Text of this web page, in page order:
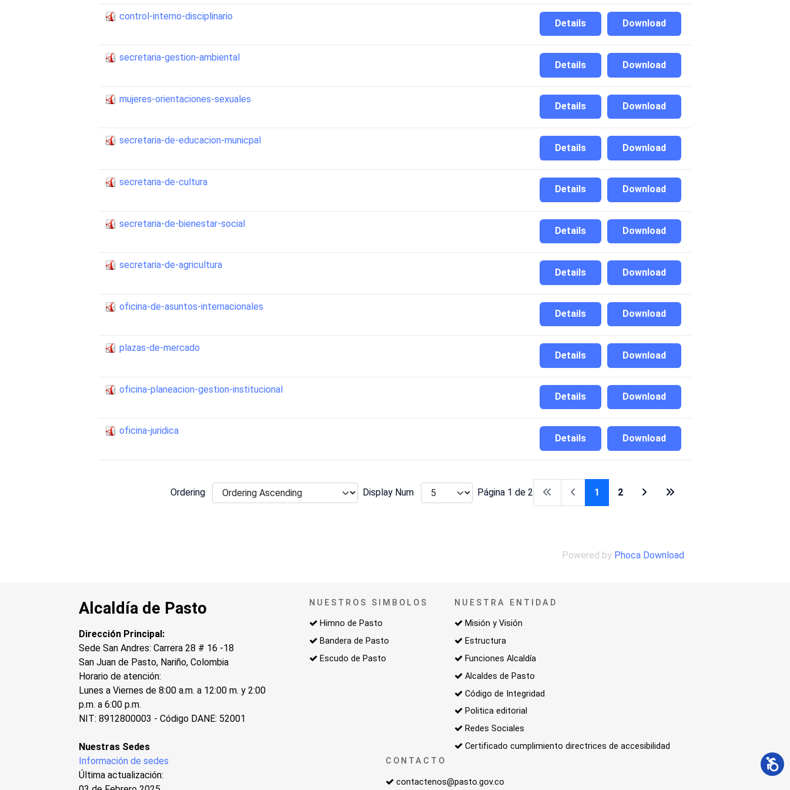
control-interno-disciplinario
Download
Details
secretaria-gestion-ambiental
Download
Details
mujeres-orientaciones-sexuales
Download
Details
secretaria-de-educacion-municpal
Download
Details
secretaria-de-cultura
Download
Details
secretaria-de-bienestar-social
Download
Details
secretaria-de-agricultura
Download
Details
oficina-de-asuntos-internacionales
Download
Details
plazas-de-mercado
Download
Details
oficina-planeacion-gestion-institucional
Download
Details
oficina-juridica
Download
Details
Ordering Display Num Página 1 de 2 1 2
Powered by Phoca Download
Alcaldía de Pasto
Dirección Principal:
Sede San Andres: Carrera 28 # 16 -18
San Juan de Pasto, Nariño, Colombia
Horario de atención:
Lunes a Viernes de 8:00 a.m. a 12:00 m. y 2:00
p.m. a 6:00 p.m.
NIT: 8912800003 - Código DANE: 52001
Nuestras Sedes
Información de sedes
Última actualización:
NUESTROS SIMBOLOS
Himno de Pasto
Bandera de Pasto
Escudo de Pasto
NUESTRA ENTIDAD
Misión y Visión
Estructura
Funciones Alcaldía
Alcaldes de Pasto
Código de Integridad
Politica editorial
Redes Sociales
Certificado cumplimiento directrices de accesibilidad
CONTACTO
contactenos@pasto.gov.co